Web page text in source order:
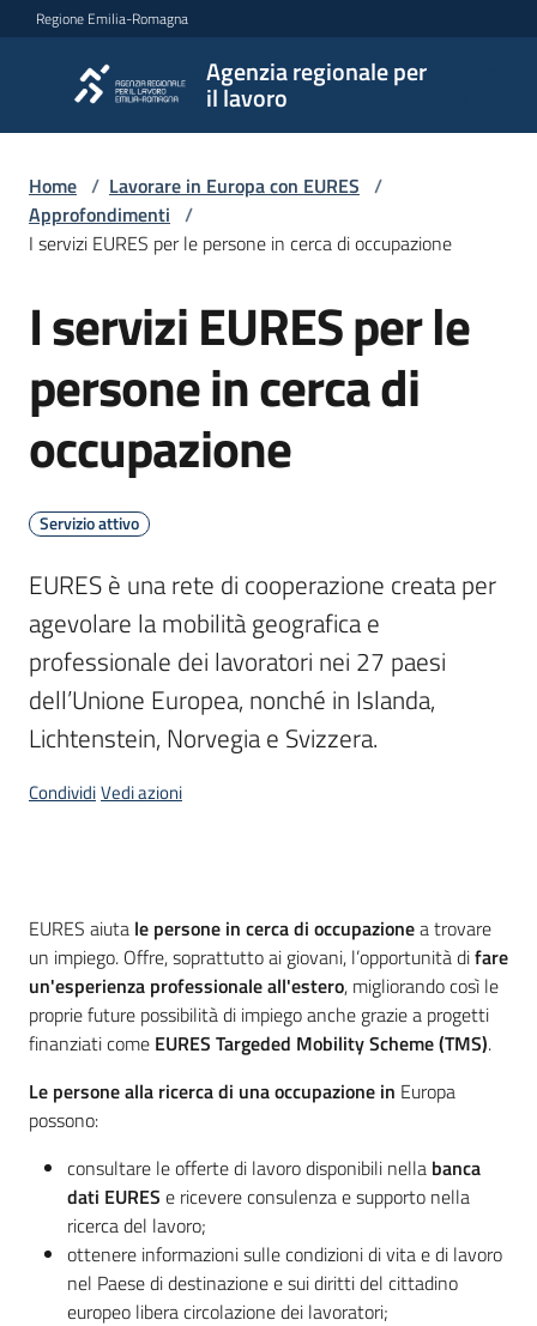
Vai al contenuto
Vai alla navigazione
Vai al footer
Regione Emilia-Romagna
Agenzia regionale per
il lavoro
Agenzia
regionale
per il
lavoro
Novità
Servizi
centri
per
l'impiego
Lavoro
per
Home / Lavorare in Europa con EURES /
Approfondimenti /
I servizi EURES per le persone in cerca di occupazione
Salta al contenuto
I servizi EURES per le
persone in cerca di
occupazione
Servizio attivo
EURES è una rete di cooperazione creata per
agevolare la mobilità geografica e
professionale dei lavoratori nei 27 paesi
dell’Unione Europea, nonché in Islanda,
Lichtenstein, Norvegia e Svizzera.
CondividiVedi azioni
Cos'è
EURES aiuta le persone in cerca di occupazionea trovare
un impiego. Offre, soprattutto ai giovani, l’opportunità difare
un'esperienza professionale all'estero, migliorando così le
proprie future possibilità di impiego anche grazie a progetti
finanziati come EURES Targeded Mobility Scheme (TMS).
Le persone alla ricerca di una occupazione in Europa
possono:
consultare le offerte di lavoro disponibili nella banca
dati EURES e ricevere consulenza e supporto nella
ricerca del lavoro;
ottenere informazioni sulle condizioni di vita e di lavoro
nel Paese di destinazione e sui diritti del cittadino
europeo libera circolazione dei lavoratori;